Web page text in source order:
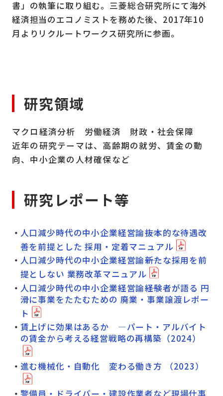
書」の執筆に取り組む。三菱総合研究所にて海外
経済担当のエコノミストを務めた後、2017年10
月よりリクルートワークス研究所に参画。
研究領域
マクロ経済分析 労働経済 財政・社会保障
近年の研究テーマは、高齢期の就労、賃金の動
向、中小企業の人材確保など
研究レポート等
人口減少時代の中小企業経営論――抜本的な待遇改
善を前提とした 採用・定着マニュアル
人口減少時代の中小企業経営論――新たな採用を前
提としない 業務改革マニュアル
人口減少時代の中小企業経営論――経験者が語る 円
滑に事業をたたむための 廃業・事業譲渡レポー
ト
賃上げに効果はあるか ―パート・アルバイト
の賃金から考える経営戦略の再構築（2024）
進む機械化・自動化 変わる働き方 （2023）